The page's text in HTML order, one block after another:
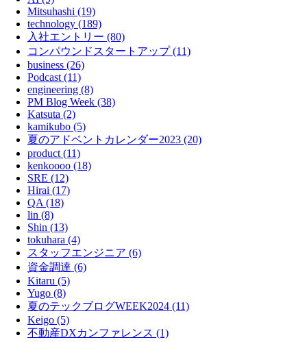
Mitsuhashi (19)
technology (189)
入社エントリー (80)
コンパウンドスタートアップ (11)
business (26)
Podcast (11)
engineering (8)
PM Blog Week (38)
Katsuta (2)
kamikubo (5)
夏のアドベントカレンダー2023 (20)
product (11)
kenkoooo (18)
SRE (12)
Hirai (17)
QA (18)
lin (8)
Shin (13)
tokuhara (4)
スタッフエンジニア (6)
資金調達 (6)
Kitaru (5)
Yugo (8)
夏のテックブログWEEK2024 (11)
Keigo (5)
不動産DXカンファレンス (1)